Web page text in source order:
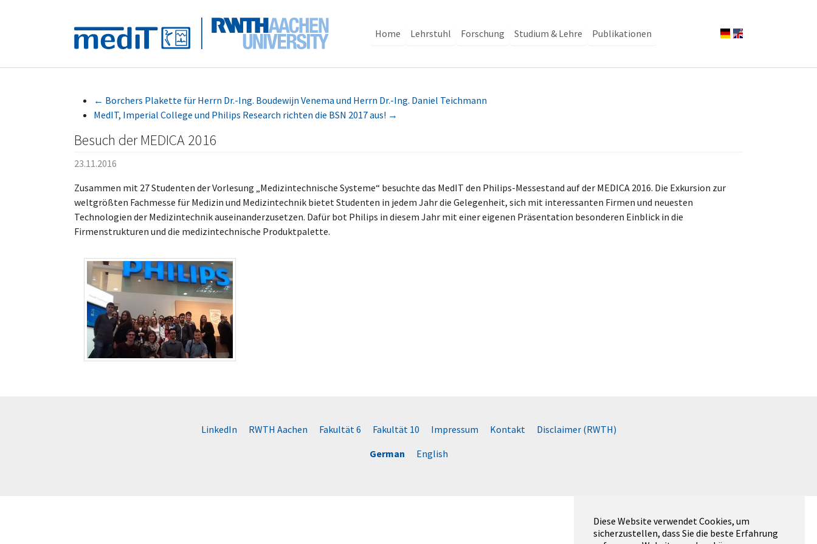
Diese Website verwendet Cookies, um
sicherzustellen, dass Sie die beste Erfahrung
Home Lehrstuhl Forschung Studium & Lehre Publikationen
← Borchers Plakette für Herrn Dr.-Ing. Boudewijn Venema und Herrn Dr.-Ing. Daniel Teichmann
MedIT, Imperial College und Philips Research richten die BSN 2017 aus! →
Besuch der MEDICA 2016
23.11.2016
Zusammen mit 27 Studenten der Vorlesung „Medizintechnische Systeme“ besuchte das MedIT den Philips-Messestand auf der MEDICA 2016. Die Exkursion zur
weltgrößten Fachmesse für Medizin und Medizintechnik bietet Studenten in jedem Jahr die Gelegenheit, sich mit interessanten Firmen und neuesten
Technologien der Medizintechnik auseinanderzusetzen. Dafür bot Philips in diesem Jahr mit einer eigenen Präsentation besonderen Einblick in die
Firmenstrukturen und die medizintechnische Produktpalette.
LinkedIn RWTH Aachen Fakultät 6 Fakultät 10 Impressum Kontakt
Disclaimer (RWTH)
German
English